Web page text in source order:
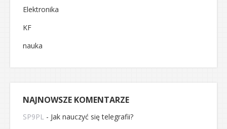
Elektronika
KF
nauka
NAJNOWSZE KOMENTARZE
SP9PL - Jak nauczyć się telegrafii?